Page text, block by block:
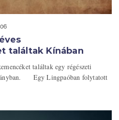
találtak Kínában
találtak egy régészeti
Egy Lingpaóban folytatott